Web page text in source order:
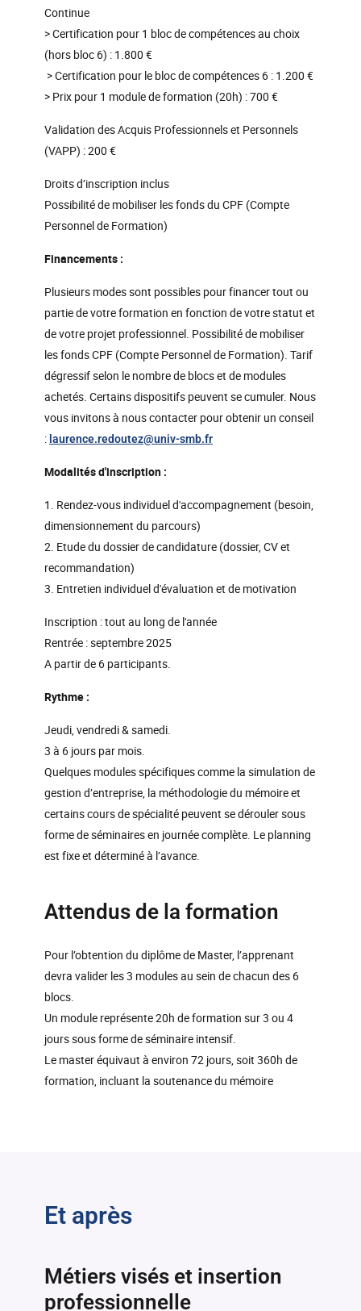
Continue
> Certification pour 1 bloc de compétences au choix
(hors bloc 6) : 1.800 €
> Certification pour le bloc de compétences 6 : 1.200 €
> Prix pour 1 module de formation (20h) : 700 €
Validation des Acquis Professionnels et Personnels
(VAPP) : 200 €
Droits d’inscription inclus
Possibilité de mobiliser les fonds du CPF (Compte
Personnel de Formation)
Financements :
Plusieurs modes sont possibles pour financer tout ou
partie de votre formation en fonction de votre statut et
de votre projet professionnel. Possibilité de mobiliser
les fonds CPF (Compte Personnel de Formation). Tarif
dégressif selon le nombre de blocs et de modules
achetés. Certains dispositifs peuvent se cumuler. Nous
vous invitons à nous contacter pour obtenir un conseil
: laurence.redoutez@univ-smb.fr
Modalités d'inscription :
1. Rendez-vous individuel d'accompagnement (besoin,
dimensionnement du parcours)
2. Etude du dossier de candidature (dossier, CV et
recommandation)
3. Entretien individuel d'évaluation et de motivation
Inscription : tout au long de l'année
Rentrée : septembre 2025
A partir de 6 participants.
Rythme :
Jeudi, vendredi & samedi.
3 à 6 jours par mois.
Quelques modules spécifiques comme la simulation de
gestion d’entreprise, la méthodologie du mémoire et
certains cours de spécialité peuvent se dérouler sous
forme de séminaires en journée complète. Le planning
est fixe et déterminé à l’avance.
Attendus de la formation
Pour l’obtention du diplôme de Master, l’apprenant
devra valider les 3 modules au sein de chacun des 6
blocs.
Un module représente 20h de formation sur 3 ou 4
jours sous forme de séminaire intensif.
Le master équivaut à environ 72 jours, soit 360h de
formation, incluant la soutenance du mémoire
Et après
Métiers visés et insertion
professionnelle